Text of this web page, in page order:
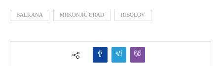
BALKANA MRKONJIĆ GRAD RIBOLOV